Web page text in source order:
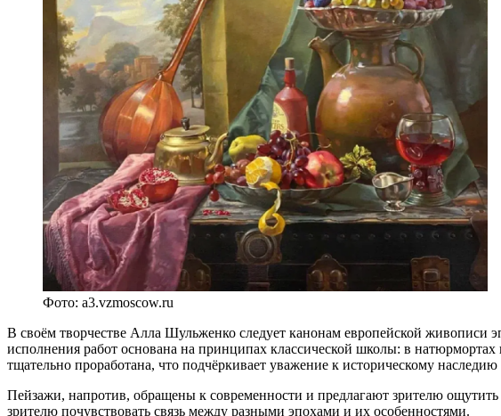
Фото: a3.vzmoscow.ru
В своём творчестве Алла Шульженко следует канонам европейской живописи
исполнения работ основана на принципах классической школы: в
тщательно проработана, что подчёркивает уважение к историческому
Пейзажи, напротив, обращены к современности и предлагают зрителю
зрителю почувствовать связь между разными эпохами и их особенностями.